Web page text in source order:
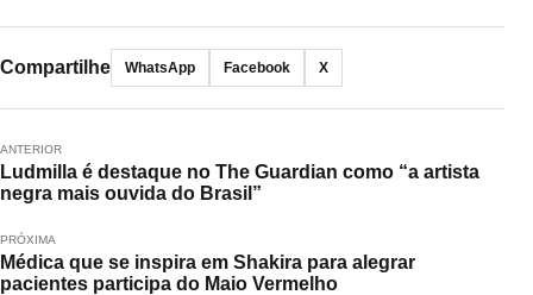
Compartilhe WhatsApp Facebook X
ANTERIOR
Ludmilla é destaque no The Guardian como “a artista
negra mais ouvida do Brasil”
PRÓXIMA
Médica que se inspira em Shakira para alegrar
pacientes participa do Maio Vermelho